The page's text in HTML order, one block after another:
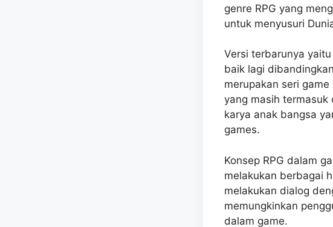
genre RPG yang
untuk menyusuri
Versi terbarunya
baik lagi
merupakan seri
yang masih termasuk
karya anak bangsa
games.
Konsep RPG dalam
melakukan berbagai
melakukan dialog
memungkinkan
dalam game.